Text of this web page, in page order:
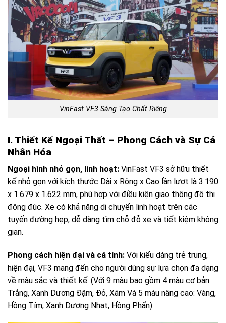
VinFast VF3 Sáng Tạo Chất Riêng
I. Thiết Kế Ngoại Thất – Phong Cách và Sự Cá
Nhân Hóa
Ngoại hình nhỏ gọn, linh hoạt: VinFast VF3 sở hữu thiết
kế nhỏ gọn với kích thước Dài x Rộng x Cao lần lượt là 3.190
x 1.679 x 1.622 mm, phù hợp với điều kiện giao thông đô thị
đông đúc. Xe có khả năng di chuyển linh hoạt trên các
tuyến đường hẹp, dễ dàng tìm chỗ đỗ xe và tiết kiệm không
gian.
Phong cách hiện đại và cá tính: Với kiểu dáng trẻ trung,
hiện đại, VF3 mang đến cho người dùng sự lựa chọn đa dạng
về màu sắc và thiết kế. (Với 9 màu bao gồm 4 màu cơ bản:
Trắng, Xanh Dương Đậm, Đỏ, Xám Và 5 màu nâng cao: Vàng,
Hồng Tím, Xanh Dương Nhạt, Hồng Phấn).